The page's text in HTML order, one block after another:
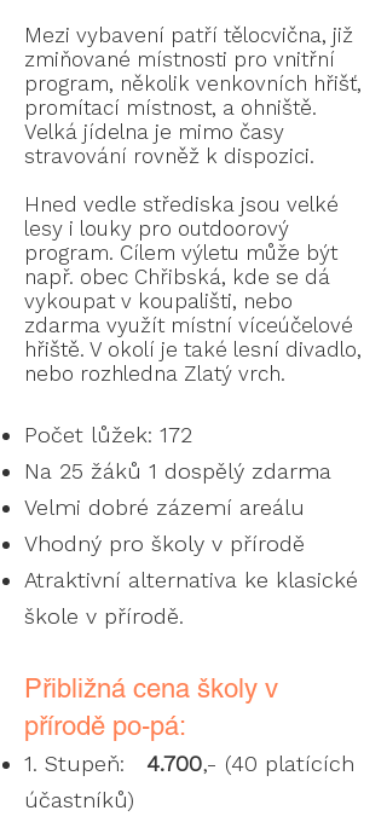
Mezi vybavení patří tělocvična, již
zmiňované místnosti pro vnitřní
program, několik venkovních hřišť,
promítací místnost, a ohniště.
Velká jídelna je mimo časy
stravování rovněž k dispozici.
Hned vedle střediska jsou velké
lesy i louky pro outdoorový
program. Cílem výletu může být
např. obec Chřibská, kde se dá
vykoupat v koupališti, nebo
zdarma využít místní víceúčelové
hřiště. V okolí je také lesní divadlo,
nebo rozhledna Zlatý vrch.
Počet lůžek: 172
Na 25 žáků 1 dospělý zdarma
Velmi dobré zázemí areálu
Vhodný pro školy v přírodě
Atraktivní alternativa ke klasické
škole v přírodě.
Přibližná cena školy v
přírodě po-pá:
1. Stupeň: 4.700,- (40 platících
účastníků)